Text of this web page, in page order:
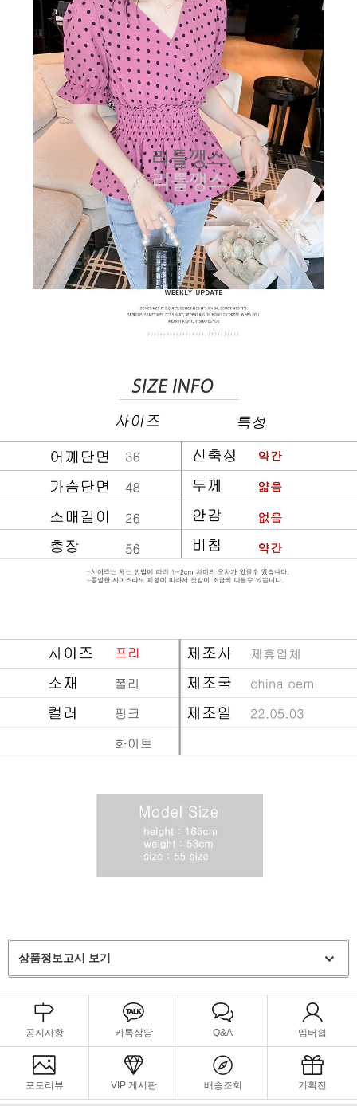
상품정보고시 보기
공지사항 카톡상담 Q&A 멤버쉽
포토리뷰 VIP 게시판 배송조회 기획전